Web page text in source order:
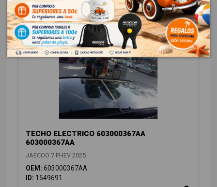
CARROCERÍA FRONTAL 2
TECHO ELECTRICO 603000367AA
603000367AA
JAECOO 7 PHEV 2025
OEM: 603000367AA
ID: 1549691